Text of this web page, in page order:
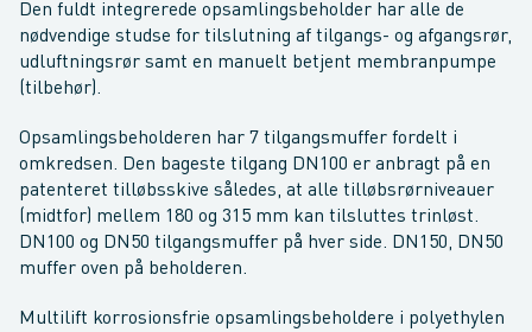
Den fuldt integrerede opsamlingsbeholder har alle de
nødvendige studse for tilslutning af tilgangs- og afgangsrør,
udluftningsrør samt en manuelt betjent membranpumpe
(tilbehør).
Opsamlingsbeholderen har 7 tilgangsmuffer fordelt i
omkredsen. Den bageste tilgang DN100 er anbragt på en
patenteret tilløbsskive således, at alle tilløbsrørniveauer
(midtfor) mellem 180 og 315 mm kan tilsluttes trinløst.
DN100 og DN50 tilgangsmuffer på hver side. DN150, DN50
muffer oven på beholderen.
Multilift korrosionsfrie opsamlingsbeholdere i polyethylen